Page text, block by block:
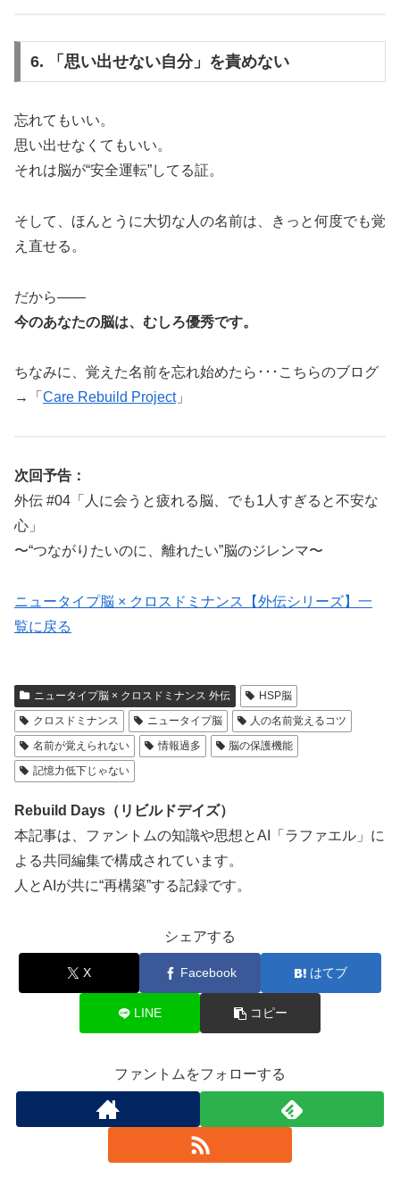
6. 「思い出せない自分」を責めない
忘れてもいい。
思い出せなくてもいい。
それは脳が“安全運転”してる証。
そして、ほんとうに大切な人の名前は、きっと何度でも覚
え直せる。
だから——
今のあなたの脳は、むしろ優秀です。
ちなみに、覚えた名前を忘れ始めたら･･･こちらのブログ
→「 Care Rebuild Project」
次回予告：
外伝 #04「人に会うと疲れる脳、でも1人すぎると不安な
心」
〜“つながりたいのに、離れたい”脳のジレンマ〜
ニュータイプ脳 × クロスドミナンス【外伝シリーズ】一
覧に戻る
ニュータイプ脳 × クロスドミナンス 外伝
HSP脳
クロスドミナンス
ニュータイプ脳
人の名前覚えるコツ
名前が覚えられない
情報過多
脳の保護機能
記憶力低下じゃない
Rebuild Days（リビルドデイズ）
本記事は、ファントムの知識や思想とAI「ラファエル」に
よる共同編集で構成されています。
人とAIが共に“再構築”する記録です。
シェアする
X Facebook はてブ
LINE コピー
ファントムをフォローする